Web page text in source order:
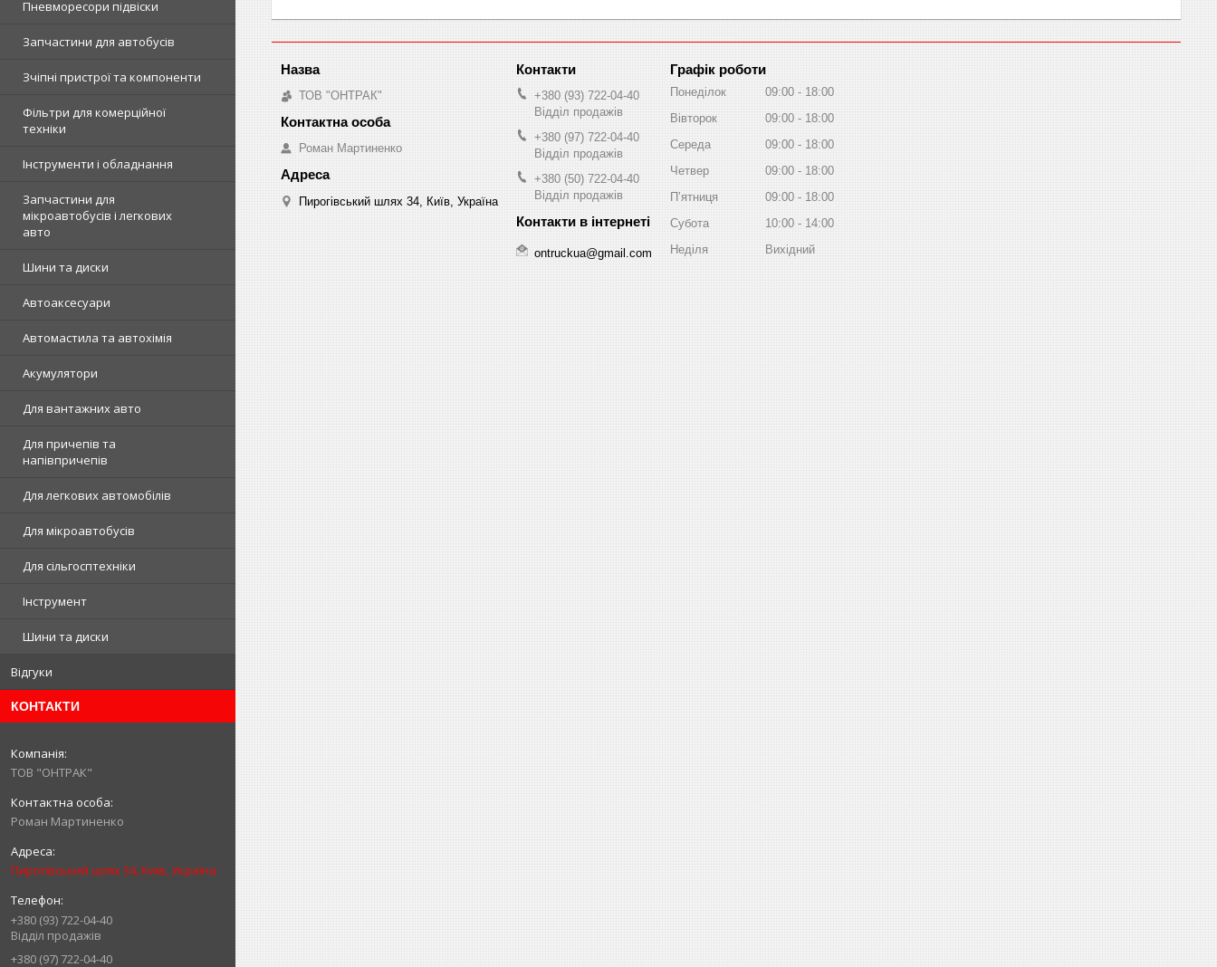
Пневморесори підвіски
Запчастини для автобусів
Зчіпні пристрої та компоненти
Фільтри для комерційної
техніки
Інструменти і обладнання
Запчастини для
мікроавтобусів і легкових
авто
Шини та диски
Автоаксесуари
Автомастила та автохімія
Акумулятори
Для вантажних авто
Для причепів та
напівпричепів
Для легкових автомобілів
Для мікроавтобусів
Для сільгосптехніки
Інструмент
Шини та диски
Відгуки
КОНТАКТИ
ТОВ "ОНТРАК"
Роман Мартиненко
Пирогівський шлях 34, Київ, Україна
+380 (93) 722-04-40
Відділ продажів
+380 (97) 722-04-40
ТОВ "ОНТРАК"
Роман Мартиненко
Пирогівський шлях 34, Київ, Україна
+380 (93) 722-04-40
Відділ продажів
+380 (97) 722-04-40
Відділ продажів
+380 (50) 722-04-40
Відділ продажів
ontruckua@gmail.com
Графік роботи
Понеділок 09:00
18:00
Вівторок
09:00
18:00
Середа
09:00
18:00
Четвер
09:00
18:00
Пʼятниця
09:00
18:00
Субота
10:00
14:00
Неділя
Вихідний